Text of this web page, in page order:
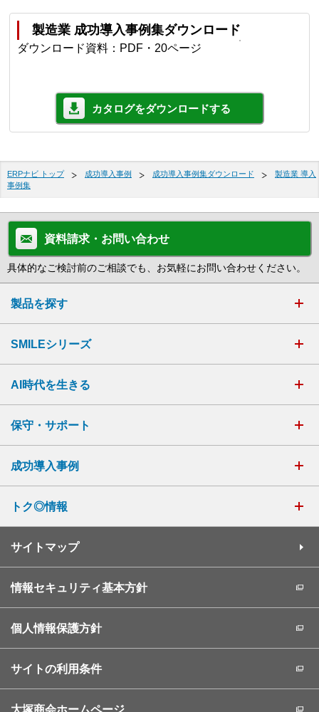
製造業 成功導入事例集ダウンロード
ダウンロード資料：PDF・20ページ
カタログをダウンロードする
ERPナビ トップ 成功導入事例 成功導入事例集ダウンロード
製造業 導入
事例集
資料請求・お問い合わせ
具体的なご検討前のご相談でも、お気軽にお問い合わせください。
製品を探す
SMILEシリーズ
AI時代を生きる
保守・サポート
成功導入事例
トク◎情報
サイトマップ
情報セキュリティ基本方針
個人情報保護方針
サイトの利用条件
大塚商会ホームページ